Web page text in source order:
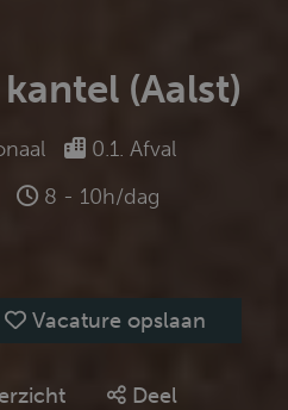
(Aalst)
0.1. Afval
8 - 10h/dag
Vacature opslaan
Deel